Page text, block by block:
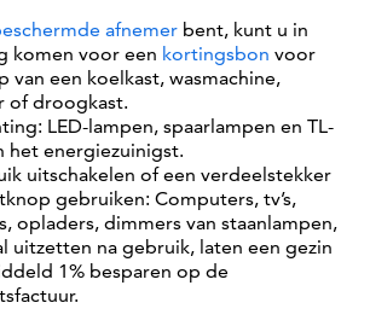
afnemer bent, kunt u in
komen voor een kortingsbon voor
van een koelkast, wasmachine,
of droogkast.
LED-lampen, spaarlampen en TL-
het energiezuinigst.
uitschakelen of een verdeelstekker
gebruiken: Computers, tv’s,
opladers, dimmers van staanlampen,
uitzetten na gebruik, laten een gezin
1% besparen op de